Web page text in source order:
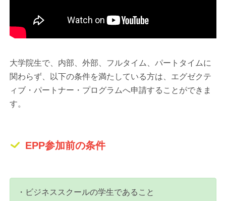
大学院生で、内部、外部、フルタイム、パートタイムに
関わらず、以下の条件を満たしている方は、エグゼクテ
ィブ・パートナー・プログラムへ申請することができま
す。
EPP参加前の条件
・ビジネススクールの学生であること